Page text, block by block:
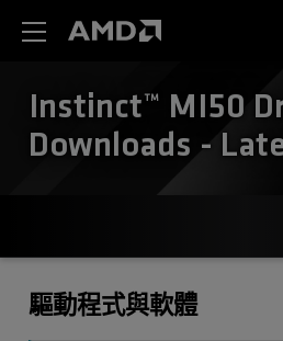
Instinct™ MI50
Downloads -
驅動程式與軟體